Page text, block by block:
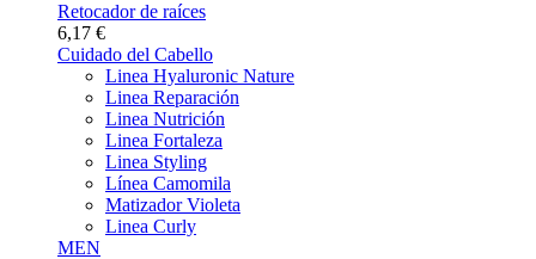
Retocador de raíces
6,17 €
Cuidado del Cabello
Linea Hyaluronic Nature
Linea Reparación
Linea Nutrición
Linea Fortaleza
Linea Styling
Línea Camomila
Matizador Violeta
Linea Curly
MEN